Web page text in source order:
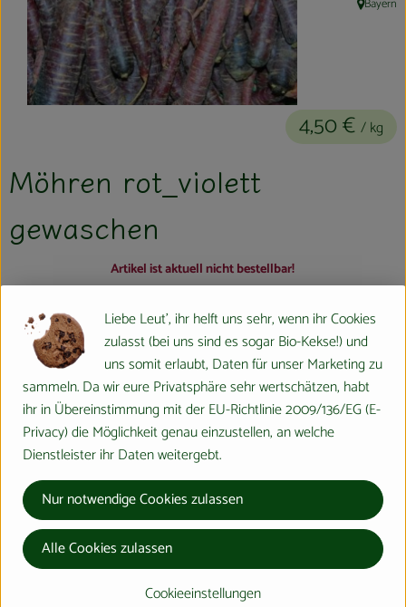
Kühltheke
Aktionen & Neues
Naturkost
Haushaltswaren
So geht´s
Hofladen
Über uns
Aktuelles
Veranstaltungen
Möhren rot_violett
gewaschen
4,50 € / kg
, Herkunft:
Bayern
Artikel ist aktuell nicht bestellbar!
Dieser Artikel wird genau eingewogen.
Info Herkunft
Info
Produktinformationen
Herkunft
Liebe Leut', ihr helft uns sehr, wenn ihr Cookies
zulasst (bei uns sind es sogar Bio-Kekse!) und
uns somit erlaubt, Daten für unser Marketing zu
sammeln. Da wir eure Privatsphäre sehr wertschätzen, habt
ihr in Übereinstimmung mit der EU-Richtlinie 2009/136/EG (E-
Privacy) die Möglichkeit genau einzustellen, an welche
Dienstleister ihr Daten weitergebt.
Cookieeinstellungen
Nur notwendige Cookies zulassen
Alle Cookies zulassen